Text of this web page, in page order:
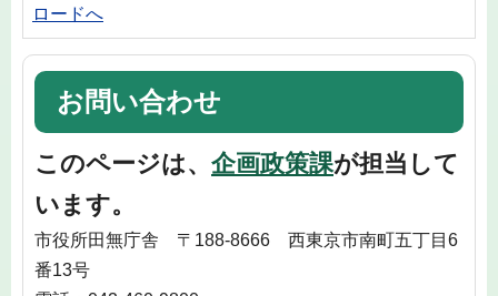
ロードへ
お問い合わせ
このページは、 企画政策課が担当して
います。
市役所田無庁舎 〒188-8666 西東京市南町五丁目6
番13号